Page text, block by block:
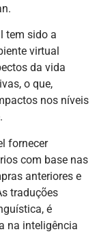
tem sido a
virtual
da vida
o que,
nos níveis
fornecer
com base nas
anteriores e
traduções
é
na inteligência